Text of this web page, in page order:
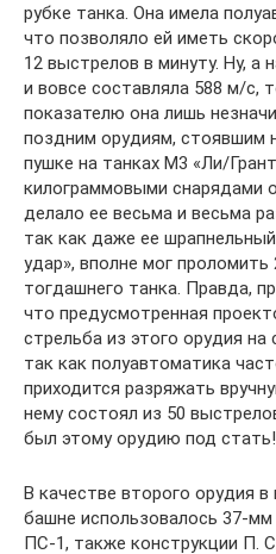
рубке танка. Она имела
что позволяло ей иметь
12 выстрелов в минуту. Ну, а
и вовсе составляла 588 м/с,
показателю она лишь
поздним орудиям, стоявшим
пушке на танках М3 «Ли/
килограммовыми снарядами
делало ее весьма и весьма
так как даже ее
удар», вполне мог
тогдашнего танка. Правда,
что предусмотренная
стрельба из этого орудия
так как полуавтоматика
приходится разряжать
нему состоял из 50
был этому орудию под стать!
В качестве второго орудия в
башне использовалось 37-
ПС-1, также конструкции П.